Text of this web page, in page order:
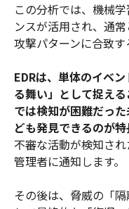
この分析では、機械
ンスが活用され、通
攻撃パターンに合致す
EDRは、単体のイベ
る舞い」として捉え
では検知が困難だっ
ども発見できるのが特
不審な活動が検知され
管理者に通知します。
その後は、脅威の「